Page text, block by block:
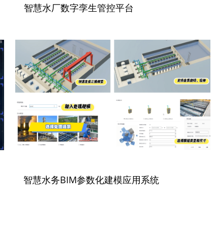
智慧水厂数字孪生管控平台
智慧水务BIM参数化建模应用系统